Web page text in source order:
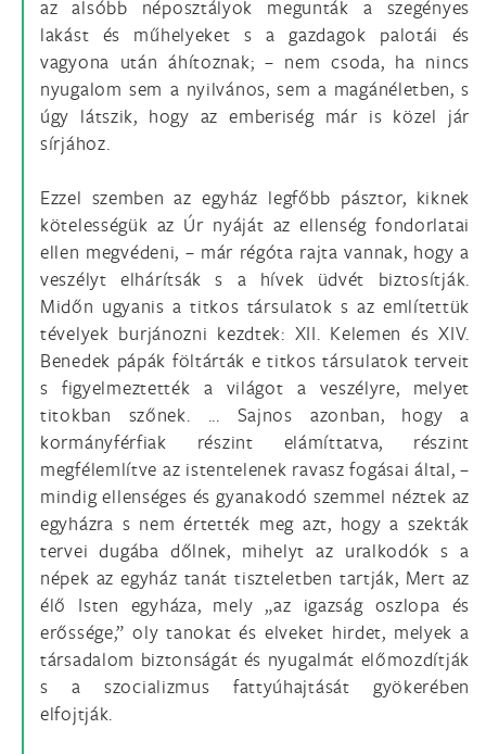
az alsóbb néposztályok megunták a szegényes
lakást és műhelyeket s a gazdagok palotái és
vagyona után áhítoznak; – nem csoda, ha nincs
nyugalom sem a nyilvános, sem a magánéletben, s
úgy látszik, hogy az emberiség már is közel jár
sírjához.
Ezzel szemben az egyház legfőbb pásztor, kiknek
kötelességük az Úr nyáját az ellenség fondorlatai
ellen megvédeni, – már régóta rajta vannak, hogy a
veszélyt elhárítsák s a hívek üdvét biztosítják.
Midőn ugyanis a titkos társulatok s az említettük
tévelyek burjánozni kezdtek: XII. Kelemen és XIV.
Benedek pápák föltárták e titkos társulatok terveit
s figyelmeztették a világot a veszélyre, melyet
titokban szőnek. ... Sajnos azonban, hogy a
kormányférfiak részint elámíttatva, részint
megfélemlítve az istentelenek ravasz fogásai által, –
mindig ellenséges és gyanakodó szemmel néztek az
egyházra s nem értették meg azt, hogy a szekták
tervei dugába dőlnek, mihelyt az uralkodók s a
népek az egyház tanát tiszteletben tartják, Mert az
élő Isten egyháza, mely „az igazság oszlopa és
erőssége,” oly tanokat és elveket hirdet, melyek a
társadalom biztonságát és nyugalmát előmozdítják
s a szocializmus fattyúhajtását gyökerében
elfojtják.